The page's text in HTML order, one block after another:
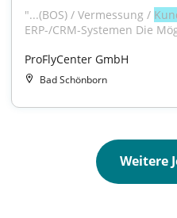
"...(BOS) / Vermessung /
ERP-/CRM-Systemen Die
ProFlyCenter GmbH
Bad Schönborn
Weitere